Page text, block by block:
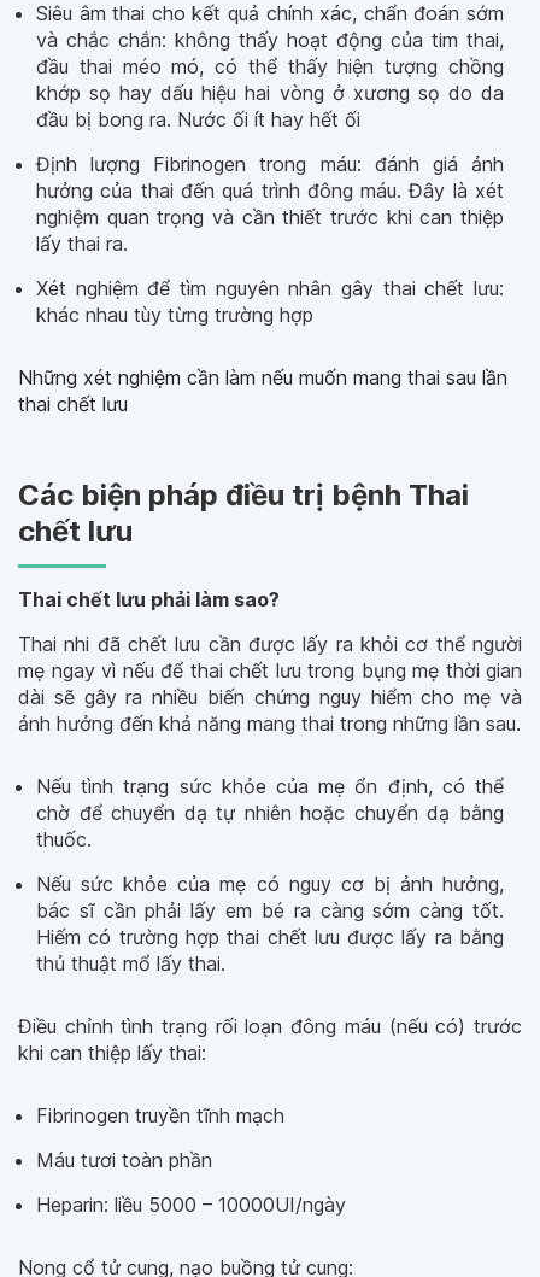
Siêu âm thai cho kết quả chính xác, chẩn đoán sớm
và chắc chắn: không thấy hoạt động của tim thai,
đầu thai méo mó, có thể thấy hiện tượng chồng
khớp sọ hay dấu hiệu hai vòng ở xương sọ do da
đầu bị bong ra. Nước ối ít hay hết ối
Định lượng Fibrinogen trong máu: đánh giá ảnh
hưởng của thai đến quá trình đông máu. Đây là xét
nghiệm quan trọng và cần thiết trước khi can thiệp
lấy thai ra.
Xét nghiệm để tìm nguyên nhân gây thai chết lưu:
khác nhau tùy từng trường hợp
Những xét nghiệm cần làm nếu muốn mang thai sau lần
thai chết lưu
Các biện pháp điều trị bệnh Thai
chết lưu
Thai chết lưu phải làm sao?
Thai nhi đã chết lưu cần được lấy ra khỏi cơ thể người
mẹ ngay vì nếu để thai chết lưu trong bụng mẹ thời gian
dài sẽ gây ra nhiều biến chứng nguy hiểm cho mẹ và
ảnh hưởng đến khả năng mang thai trong những lần sau.
Nếu tình trạng sức khỏe của mẹ ổn định, có thể
chờ để chuyển dạ tự nhiên hoặc chuyển dạ bằng
thuốc.
Nếu sức khỏe của mẹ có nguy cơ bị ảnh hưởng,
bác sĩ cần phải lấy em bé ra càng sớm càng tốt.
Hiếm có trường hợp thai chết lưu được lấy ra bằng
thủ thuật mổ lấy thai.
Điều chỉnh tình trạng rối loạn đông máu (nếu có) trước
khi can thiệp lấy thai:
Fibrinogen truyền tĩnh mạch
Máu tươi toàn phần
Heparin: liều 5000 – 10000UI/ngày
Nong cổ tử cung, nạo buồng tử cung: